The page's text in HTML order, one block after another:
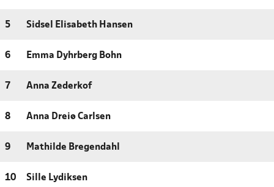
5 Sidsel Elisabeth Hansen
6 Emma Dyhrberg Bohn
7 Anna Zederkof
8 Anna Dreiø Carlsen
9 Mathilde Bregendahl
10 Sille Lydiksen